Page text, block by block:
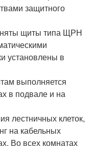
защитного
щиты типа ЩРН
установлены в
выполняется
в подвале и на
лестничных клеток,
на кабельных
Во всех комнатах